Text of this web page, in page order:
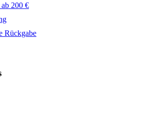
200 €
Rückgabe